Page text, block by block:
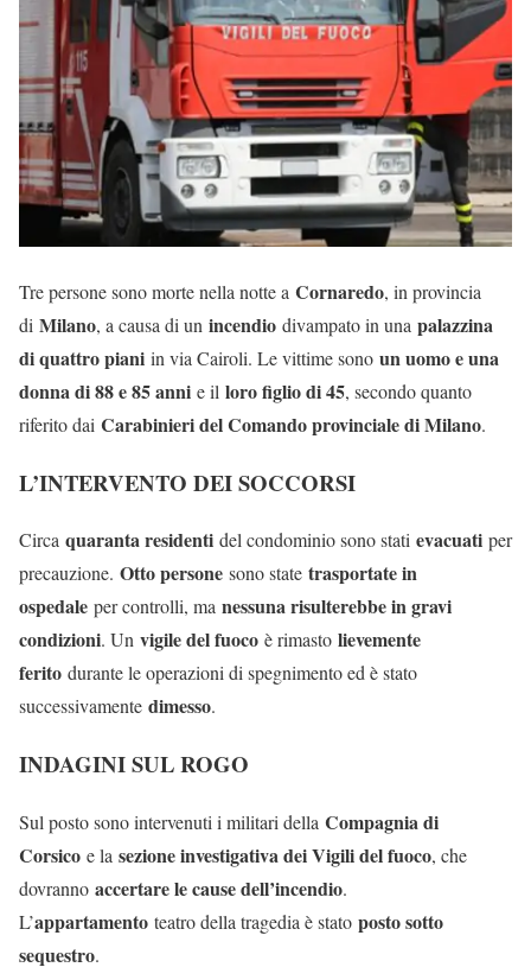
Tre persone sono morte nella notte a Cornaredo, in provincia
di Milano, a causa di un incendio divampato in una palazzina
di quattro piani in via Cairoli. Le vittime sono un uomo e una
donna di 88 e 85 anni e il loro figlio di 45, secondo quanto
riferito dai Carabinieri del Comando provinciale di Milano.
L’INTERVENTO DEI SOCCORSI
Circa quaranta residenti del condominio sono stati evacuati per
precauzione. Otto persone sono state trasportate in
ospedale per controlli, ma nessuna risulterebbe in gravi
condizioni. Un vigile del fuoco è rimasto lievemente
ferito durante le operazioni di spegnimento ed è stato
successivamente dimesso.
INDAGINI SUL ROGO
Sul posto sono intervenuti i militari della Compagnia di
Corsico e la sezione investigativa dei Vigili del fuoco, che
dovranno accertare le cause dell’incendio.
L’appartamento teatro della tragedia è stato posto sotto
sequestro.